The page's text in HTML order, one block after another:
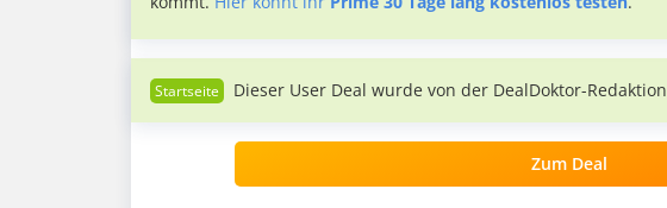
Dieser User Deal wurde von der DealDoktor-Redaktion
Zum Deal